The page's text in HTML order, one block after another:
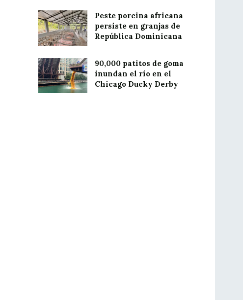
Peste porcina africana
persiste en granjas de
República Dominicana
90,000 patitos de goma
inundan el río en el
Chicago Ducky Derby